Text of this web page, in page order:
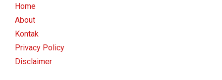
Home
About
Kontak
Privacy Policy
Disclaimer